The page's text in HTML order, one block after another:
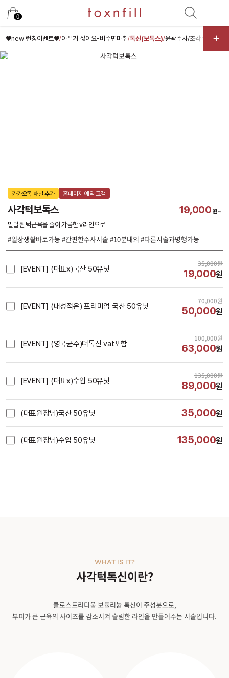
0
♥new 런칭이벤트♥/아픈거 싫어요-비수면마취/톡신(보톡스)/윤곽주사/조각주사/핑크
카카오톡 채널 추가 홈페이지 예약 고객
사각턱보톡스 19,000 원~
카카
발달된 턱근육을 줄여 갸름한 v라인으로
#일상생활바로가능 #간편한주사시술 #10분내외 #다른시술과병행가능
[EVENT] (대표x)국산 50유닛
35,000원
19,000원
[EVENT] (내성적은) 프리미엄 국산 50유닛
70,000원
50,000원
[EVENT] (영국균주)더톡신 vat포함
100,000원
63,000원
[EVENT] (대표x)수입 50유닛
135,000원
89,000원
(대표원장님)국산 50유닛 35,000원
(대표원장님)수입 50유닛 135,000원
사각턱톡신이란?
WHAT IS IT?
클로스트리디움 보튤리늄 톡신이 주성분으로,
부피가 큰 근육의 사이즈를 감소시켜 슬림한 라인을 만들어주는 시술입니다.